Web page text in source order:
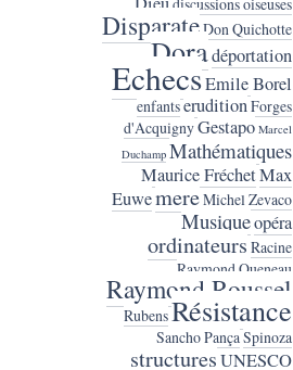
DisparateDon Quichotte
Doradéportation
EchecsEmile Borel
enfantseruditionForges
d'AcquignyGestapo Marcel
Duchamp Mathématiques
Maurice FréchetMax
EuwemereMichel Zevaco
Musiqueopéra
ordinateurs Racine
Raymond Queneau
Raymond Roussel
RubensRésistance
Sancho PançaSpinoza
structuresUNESCO